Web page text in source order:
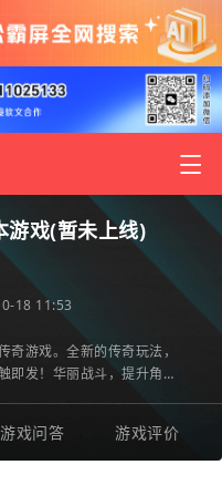
游戏(暂未上线)
18 11:53
游戏。全新的传奇玩法，
即发！华丽战斗，提升角色
游戏问答 游戏评价